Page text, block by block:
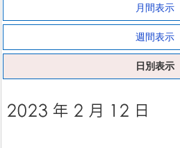
月間表示
週間表示
日別表示